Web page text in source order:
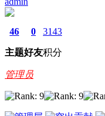
46
主题
0
好友
3143
积分
管理员